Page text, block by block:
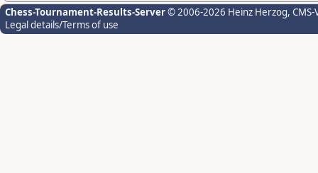
Chess-Tournament-Results-Server© 2006-2026 Heinz Herzog,
Legal details/Terms of use